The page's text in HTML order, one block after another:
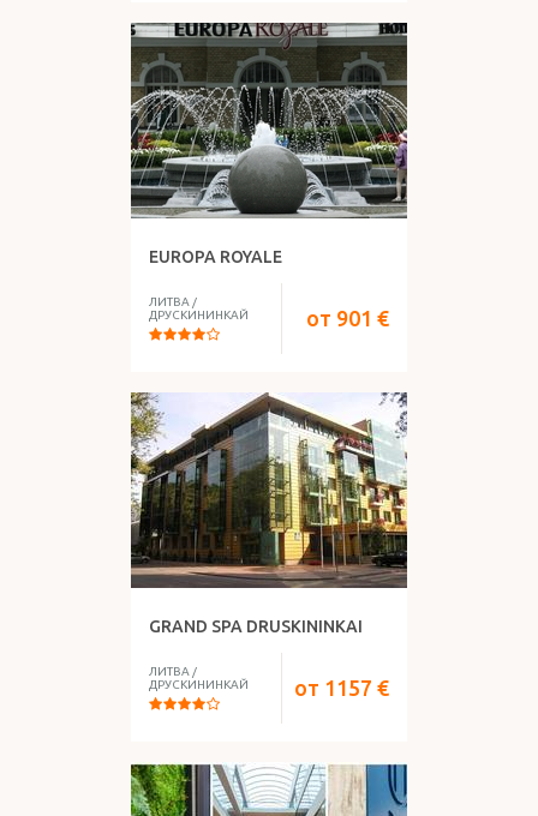
EUROPA ROYALE
ЛИТВА /
ДРУСКИНИНКАЙ
от 901 €
GRAND SPA DRUSKININKAI
ЛИТВА /
ДРУСКИНИНКАЙ
от 1157 €